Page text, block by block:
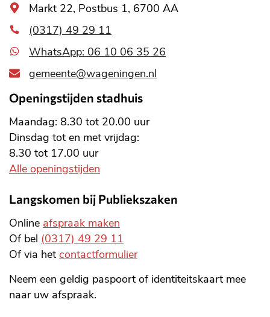
Algemeen
adres
Markt 22, Postbus 1, 6700 AA
(0317) 49 29 11
WhatsApp: 06 10 06 35 26
gemeente@wageningen.nl
Openingstijden stadhuis
Maandag: 8.30 tot 20.00 uur
Dinsdag tot en met vrijdag:
8.30 tot 17.00 uur
Alle openingstijden
Langskomen bij Publiekszaken
Online afspraak maken
Of bel (0317) 49 29 11
Of via het contactformulier
Neem een geldig paspoort of identiteitskaart mee
naar uw afspraak.